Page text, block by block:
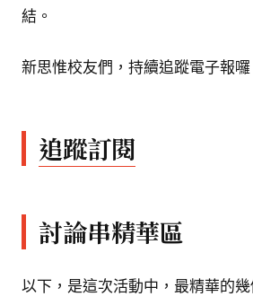
結。
新思惟校友們，持續追蹤電子報囉
追蹤訂閱
討論串精華區
以下，是這次活動中，最精華的